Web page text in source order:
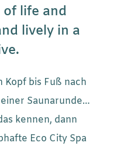
of life and
lively in a
Kopf bis Fuß nach
Saunarunde…
kennen, dann
Eco City Spa